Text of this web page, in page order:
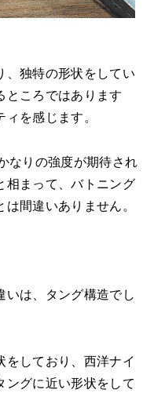
、独特の形状をしてい
ところではあります
を感じます。
なりの強度が期待され
相まって、バトニング
間違いありません。
いは、タング構造でし
をしており、西洋ナイ
ングに近い形状をして